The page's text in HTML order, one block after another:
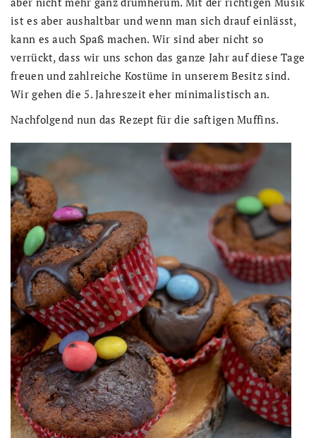
ist es aber aushaltbar und wenn man sich drauf einlässt,
kann es auch Spaß machen. Wir sind aber nicht so
verrückt, dass wir uns schon das ganze Jahr auf diese Tage
freuen und zahlreiche Kostüme in unserem Besitz sind.
Wir gehen die 5. Jahreszeit eher minimalistisch an.
Nachfolgend nun das Rezept für die saftigen Muffins.